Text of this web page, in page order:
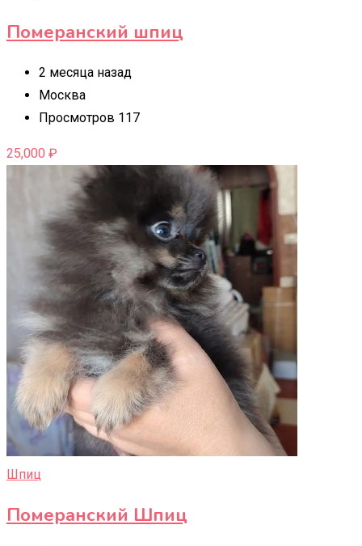
Померанский шпиц
2 месяца назад
Москва
Просмотров 117
25,000 ₽
Шпиц
Померанский Шпиц